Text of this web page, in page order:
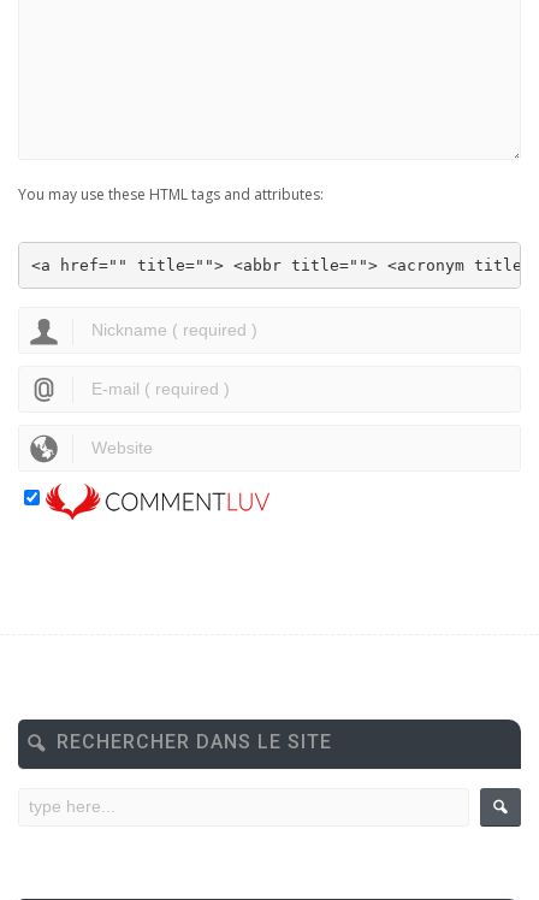
You may use these HTML tags and attributes:
<a href="" title=""> <abbr title=""> <acronym
RECHERCHER DANS LE SITE